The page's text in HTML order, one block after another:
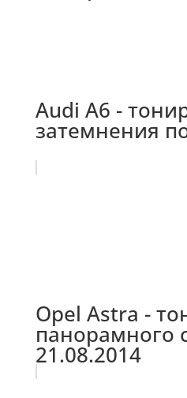
Audi А6 -
затемнения
Opel Astra -
панорамного
21.08.2014